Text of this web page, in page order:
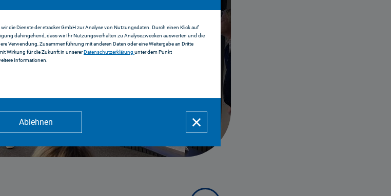
die Dienste der etracker GmbH zur Analyse von Nutzungsdaten. Durch einen Klick auf
dahingehend, dass wir Ihr Nutzungsverhalten zu Analysezwecken auswerten und die
Verwendung, Zusammenführung mit anderen Daten oder eine Weitergabe an Dritte
Wirkung für die Zukunft in unsererDatenschutzerklärung unter dem Punkt
Informationen.
Ablehnen